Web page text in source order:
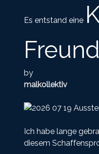
Es entstand eine
by
malkollektiv
Ich habe lange
diesem